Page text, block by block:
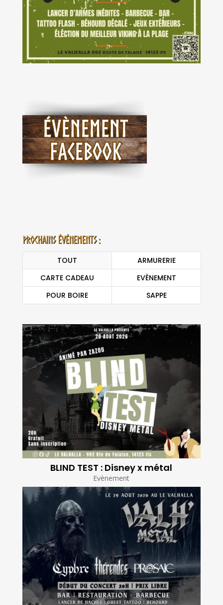
Prochains événements :
TOUT
ARMURERIE
CARTE CADEAU
EVÈNEMENT
POUR BOIRE
SAPPE
BLIND TEST : Disney x métal
Evènement